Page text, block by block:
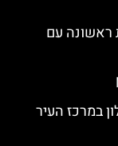
ראשונה עם
במרכז העיר